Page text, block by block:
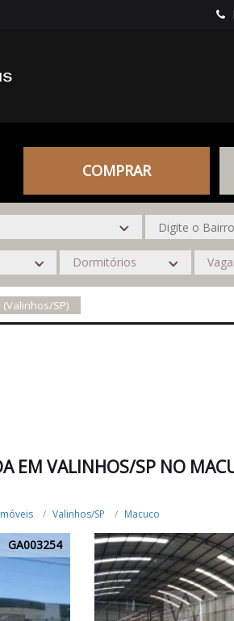
COMPRAR
(Valinhos/SP)
EM VALINHOS/SP NO
Valinhos/SP Macuco
GA003254